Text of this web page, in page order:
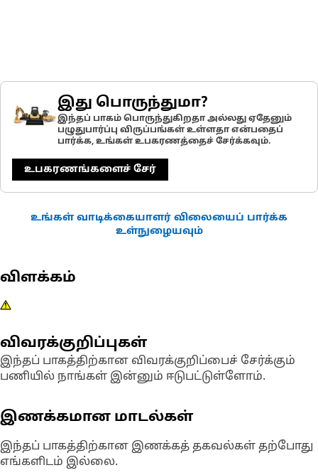
இது பொருந்துமா?
இந்தப் பாகம் பொருந்துகிறதா அல்லது ஏதேனும்
பழுதுபார்ப்பு விருப்பங்கள் உள்ளதா என்பதைப்
பார்க்க, உங்கள் உபகரணத்தைச் சேர்க்கவும்.
உபகரணங்களைச் சேர்
உங்கள் வாடிக்கையாளர் விலையைப் பார்க்க
உள்நுழையவும்
விளக்கம்
விவரக்குறிப்புகள்
இந்தப் பாகத்திற்கான விவரக்குறிப்பைச் சேர்க்கும்
பணியில் நாங்கள் இன்னும் ஈடுபட்டுள்ளோம்.
இணக்கமான மாடல்கள்
இந்தப் பாகத்திற்கான இணக்கத் தகவல்கள் தற்போது
எங்களிடம் இல்லை.